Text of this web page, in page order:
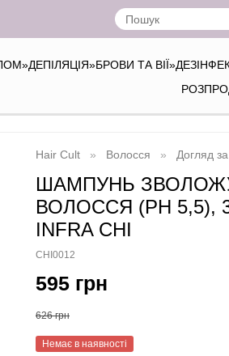
»ДЕПІЛЯЦІЯ»БРОВИ ТА ВІЇ»
Hair Cult Волосся Догляд
ШАМПУНЬ
ВОЛОССЯ (PH 5,5),
INFRA CHI
CHI0012
595 грн
626 грн
Немає в наявності